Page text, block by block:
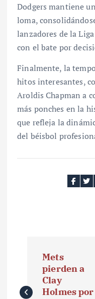
Dodgers mantiene
loma,
lanzadores de la
con el bate por
Finalmente, la
hitos interesantes,
Aroldis Chapman a
más ponches en la
que refleja la
del béisbol
v
Mets
pierden a
Clay
Holmes por